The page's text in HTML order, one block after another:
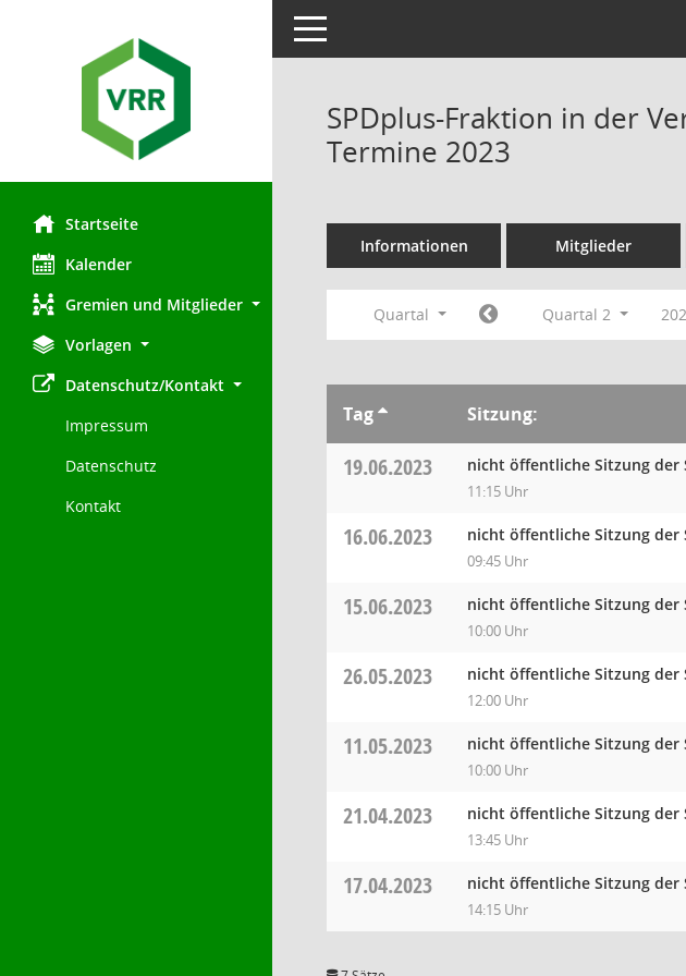
Startseite
Kalender
Gremien und Mitglieder
Vorlagen
Datenschutz/Kontakt
Impressum
Datenschutz
Kontakt
Toggle navigation
SPDplus-Fraktion in der
Termine 2023
Informationen Mitglieder
Quartal Quartal 2
Tag Sitzung:
19.06.2023 nicht öffentliche Sitzung der
11:15 Uhr
16.06.2023 nicht öffentliche Sitzung der
09:45 Uhr
15.06.2023 nicht öffentliche Sitzung der
10:00 Uhr
26.05.2023 nicht öffentliche Sitzung der
12:00 Uhr
11.05.2023 nicht öffentliche Sitzung der
10:00 Uhr
21.04.2023 nicht öffentliche Sitzung der
13:45 Uhr
17.04.2023 nicht öffentliche Sitzung der
14:15 Uhr